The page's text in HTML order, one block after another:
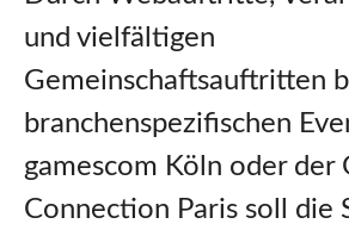
und vielfältigen
Gemeinschaftsauftritten
branchenspezifischen
gamescom Köln oder der
Connection Paris soll die